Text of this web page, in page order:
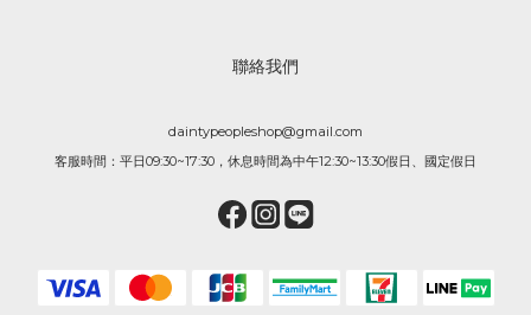
聯絡我們
daintypeopleshop@gmail.com
客服時間：平日09:30~17:30，休息時間為中午12:30~13:30假日、國定假日